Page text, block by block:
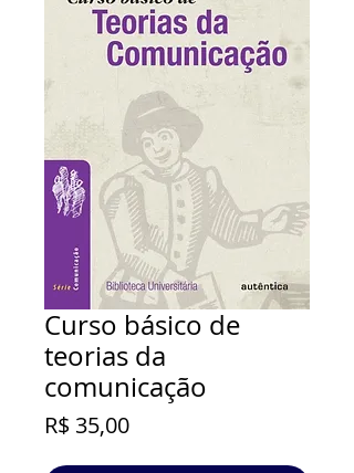
Curso básico de
teorias da
comunicação
R$ 35,00Preço